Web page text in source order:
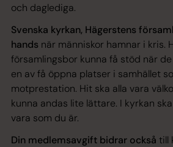
och daglediga.
Svenska kyrkan, Hägerstens
hands när människor hamnar i kris.
församlingsbor kunna få stöd när
en av få öppna platser i samhället
motprestation. Hit ska alla vara
kunna andas lite lättare. I kyrkan
vara som du är.
Din medlemsavgift bidrar också till